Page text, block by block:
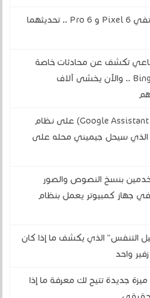
لقد حان وقت نهاية هاتفي Pixel 6 و 6 Pro .. تحديثهما
تكشف عن محادثات خاصة
على محركات البحث جوجل Bing .. والآن يخشى آلاف
وداعاً لمساعد جوجل ( Google Assistant) على نظام
الذي سيحل جيميني محله على
بنسخ النصوص والصور
جهاز كمبيوتر يعمل بنظام
التنفس" الذي يكشف ما إذا كان
واحد
جديدة تتيح لك معرفة ما إذا